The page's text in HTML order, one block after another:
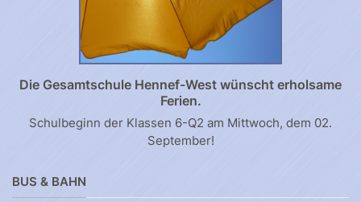
Die Gesamtschule Hennef-West wünscht erholsame
Ferien.
Schulbeginn der Klassen 6-Q2 am Mittwoch, dem 02.
September!
BUS & BAHN